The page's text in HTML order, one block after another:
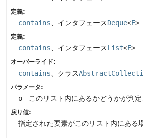
定義:
contains 、インタフェースDeque<E>
定義:
contains 、インタフェースList<E>
オーバーライド:
contains 、クラス
パラメータ:
o - このリスト内にあるかどうかが判
戻り値:
指定された要素がこのリスト内にある